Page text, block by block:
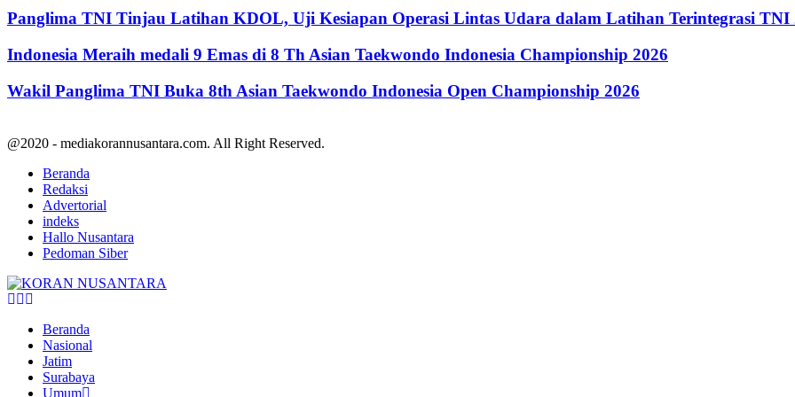
Panglima TNI Tinjau Latihan KDOL, Uji Kesiapan Operasi Lintas Udara dalam Latihan Terintegrasi TNI
Indonesia Meraih medali 9 Emas di 8 Th Asian Taekwondo Indonesia Championship 2026
Wakil Panglima TNI Buka 8th Asian Taekwondo Indonesia Open Championship 2026
@2020 - mediakorannusantara.com. All Right Reserved.
Beranda
Redaksi
Advertorial
indeks
Hallo Nusantara
Pedoman Siber
Facebook
Twitter
Beranda
Nasional
Jatim
Surabaya
Umum